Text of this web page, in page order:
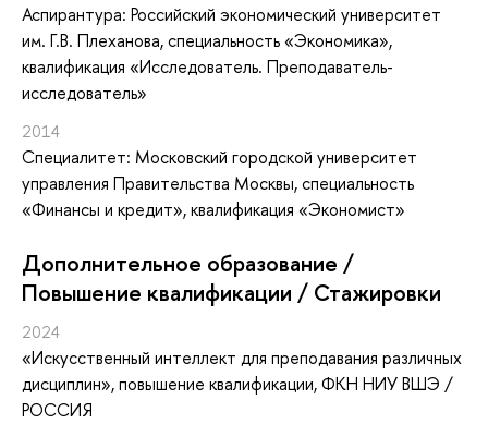
Аспирантура: Российский экономический университет
им. Г.В. Плеханова, специальность «Экономика»,
квалификация «Исследователь. Преподаватель-
исследователь»
2014
Специалитет: Московский городской университет
управления Правительства Москвы, специальность
«Финансы и кредит», квалификация «Экономист»
Дополнительное образование /
Повышение квалификации / Стажировки
2024
«Искусственный интеллект для преподавания различных
дисциплин», повышение квалификации, ФКН НИУ ВШЭ /
РОССИЯ